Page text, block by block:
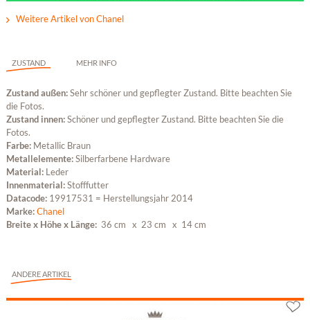
Weitere Artikel von Chanel
ZUSTAND MEHR INFO
Zustand außen:Sehr schöner und gepflegter Zustand. Bitte beachten Sie
die Fotos.
Zustand innen:Schöner und gepflegter Zustand. Bitte beachten Sie die
Fotos.
Farbe: Metallic Braun
Metallelemente:Silberfarbene Hardware
Material: Leder
Innenmaterial:Stofffutter
Datacode: 19917531 = Herstellungsjahr 2014
Marke:Chanel
Breite x Höhe x Länge: 36 cm x 23 cm x 14 cm
ANDERE ARTIKEL